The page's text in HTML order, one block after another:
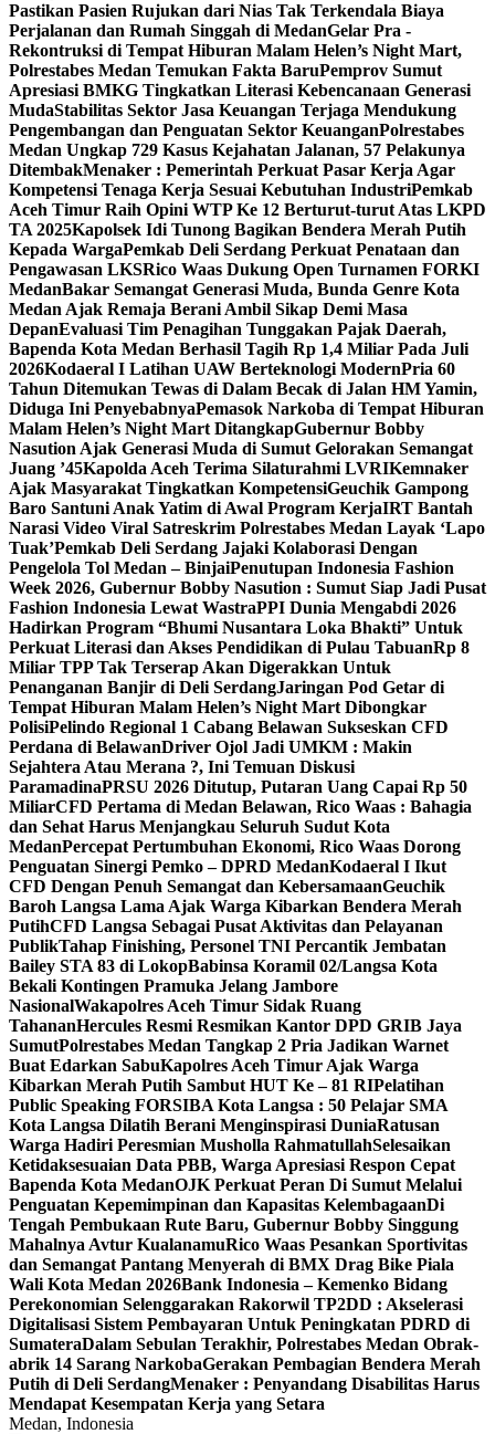
Pastikan Pasien Rujukan dari Nias Tak Terkendala Biaya
Perjalanan dan Rumah Singgah di MedanGelar Pra -
Rekontruksi di Tempat Hiburan Malam Helen’s Night Mart,
Polrestabes Medan Temukan Fakta BaruPemprov Sumut
Apresiasi BMKG Tingkatkan Literasi Kebencanaan Generasi
MudaStabilitas Sektor Jasa Keuangan Terjaga Mendukung
Pengembangan dan Penguatan Sektor KeuanganPolrestabes
Medan Ungkap 729 Kasus Kejahatan Jalanan, 57 Pelakunya
DitembakMenaker : Pemerintah Perkuat Pasar Kerja Agar
Kompetensi Tenaga Kerja Sesuai Kebutuhan IndustriPemkab
Aceh Timur Raih Opini WTP Ke 12 Berturut-turut Atas LKPD
TA 2025Kapolsek Idi Tunong Bagikan Bendera Merah Putih
Kepada WargaPemkab Deli Serdang Perkuat Penataan dan
Pengawasan LKSRico Waas Dukung Open Turnamen FORKI
MedanBakar Semangat Generasi Muda, Bunda Genre Kota
Medan Ajak Remaja Berani Ambil Sikap Demi Masa
DepanEvaluasi Tim Penagihan Tunggakan Pajak Daerah,
Bapenda Kota Medan Berhasil Tagih Rp 1,4 Miliar Pada Juli
2026Kodaeral I Latihan UAW Berteknologi ModernPria 60
Tahun Ditemukan Tewas di Dalam Becak di Jalan HM Yamin,
Diduga Ini PenyebabnyaPemasok Narkoba di Tempat Hiburan
Malam Helen’s Night Mart DitangkapGubernur Bobby
Nasution Ajak Generasi Muda di Sumut Gelorakan Semangat
Juang ’45Kapolda Aceh Terima Silaturahmi LVRIKemnaker
Ajak Masyarakat Tingkatkan KompetensiGeuchik Gampong
Baro Santuni Anak Yatim di Awal Program KerjaIRT Bantah
Narasi Video Viral Satreskrim Polrestabes Medan Layak ‘Lapo
Tuak’Pemkab Deli Serdang Jajaki Kolaborasi Dengan
Pengelola Tol Medan – BinjaiPenutupan Indonesia Fashion
Week 2026, Gubernur Bobby Nasution : Sumut Siap Jadi Pusat
Fashion Indonesia Lewat WastraPPI Dunia Mengabdi 2026
Hadirkan Program “Bhumi Nusantara Loka Bhakti” Untuk
Perkuat Literasi dan Akses Pendidikan di Pulau TabuanRp 8
Miliar TPP Tak Terserap Akan Digerakkan Untuk
Penanganan Banjir di Deli SerdangJaringan Pod Getar di
Tempat Hiburan Malam Helen’s Night Mart Dibongkar
PolisiPelindo Regional 1 Cabang Belawan Sukseskan CFD
Perdana di BelawanDriver Ojol Jadi UMKM : Makin
Sejahtera Atau Merana ?, Ini Temuan Diskusi
ParamadinaPRSU 2026 Ditutup, Putaran Uang Capai Rp 50
MiliarCFD Pertama di Medan Belawan, Rico Waas : Bahagia
dan Sehat Harus Menjangkau Seluruh Sudut Kota
MedanPercepat Pertumbuhan Ekonomi, Rico Waas Dorong
Penguatan Sinergi Pemko – DPRD MedanKodaeral I Ikut
CFD Dengan Penuh Semangat dan KebersamaanGeuchik
Baroh Langsa Lama Ajak Warga Kibarkan Bendera Merah
PutihCFD Langsa Sebagai Pusat Aktivitas dan Pelayanan
PublikTahap Finishing, Personel TNI Percantik Jembatan
Bailey STA 83 di LokopBabinsa Koramil 02/Langsa Kota
Bekali Kontingen Pramuka Jelang Jambore
NasionalWakapolres Aceh Timur Sidak Ruang
TahananHercules Resmi Resmikan Kantor DPD GRIB Jaya
SumutPolrestabes Medan Tangkap 2 Pria Jadikan Warnet
Buat Edarkan SabuKapolres Aceh Timur Ajak Warga
Kibarkan Merah Putih Sambut HUT Ke – 81 RIPelatihan
Public Speaking FORSIBA Kota Langsa : 50 Pelajar SMA
Kota Langsa Dilatih Berani Menginspirasi DuniaRatusan
Warga Hadiri Peresmian Musholla RahmatullahSelesaikan
Ketidaksesuaian Data PBB, Warga Apresiasi Respon Cepat
Bapenda Kota MedanOJK Perkuat Peran Di Sumut Melalui
Penguatan Kepemimpinan dan Kapasitas KelembagaanDi
Tengah Pembukaan Rute Baru, Gubernur Bobby Singgung
Mahalnya Avtur KualanamuRico Waas Pesankan Sportivitas
dan Semangat Pantang Menyerah di BMX Drag Bike Piala
Wali Kota Medan 2026Bank Indonesia – Kemenko Bidang
Perekonomian Selenggarakan Rakorwil TP2DD : Akselerasi
Digitalisasi Sistem Pembayaran Untuk Peningkatan PDRD di
SumateraDalam Sebulan Terakhir, Polrestabes Medan Obrak-
abrik 14 Sarang NarkobaGerakan Pembagian Bendera Merah
Putih di Deli SerdangMenaker : Penyandang Disabilitas Harus
Mendapat Kesempatan Kerja yang Setara
Medan, Indonesia